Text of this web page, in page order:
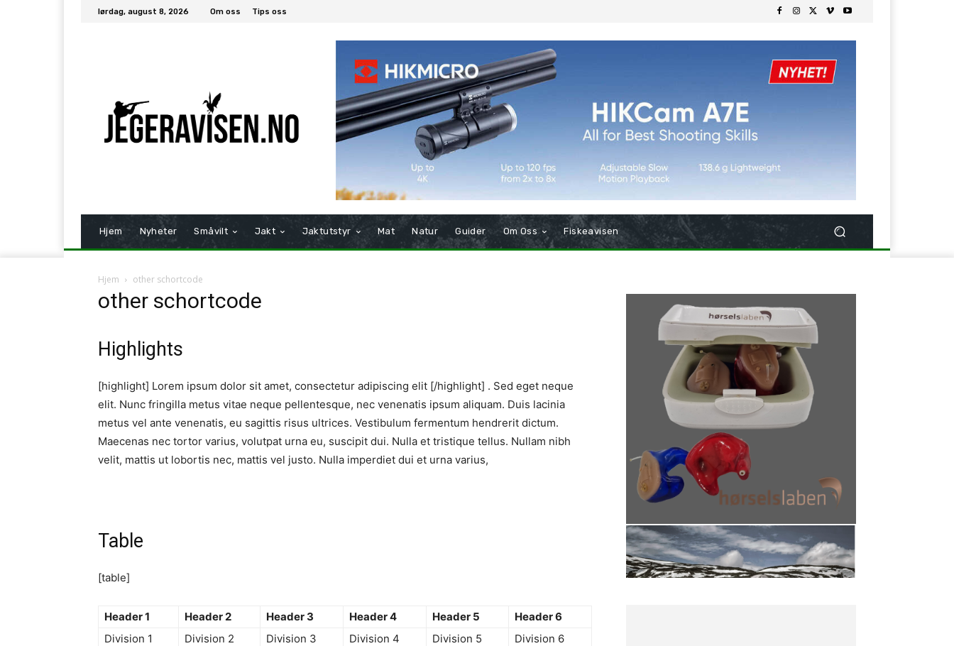
lørdag, august 8, 2026 Om oss Tips oss
Hjem Nyheter Småvilt Jakt Jaktutstyr Mat Natur Guider Om Oss Fiskeavisen
Hjem other schortcode
other schortcode
Highlights
[highlight] Lorem ipsum dolor sit amet, consectetur adipiscing elit [/highlight] . Sed eget neque
elit. Nunc fringilla metus vitae neque pellentesque, nec venenatis ipsum aliquam. Duis lacinia
metus vel ante venenatis, eu sagittis risus ultrices. Vestibulum fermentum hendrerit dictum.
Maecenas nec tortor varius, volutpat urna eu, suscipit dui. Nulla et tristique tellus. Nullam nibh
velit, mattis ut lobortis nec, mattis vel justo. Nulla imperdiet dui et urna varius,
Table
[table]
Header 1 Header 2 Header 3 Header 4 Header 5
Header 6
Division 1
Division 2 Division 3 Division 4 Division 5
Division 6